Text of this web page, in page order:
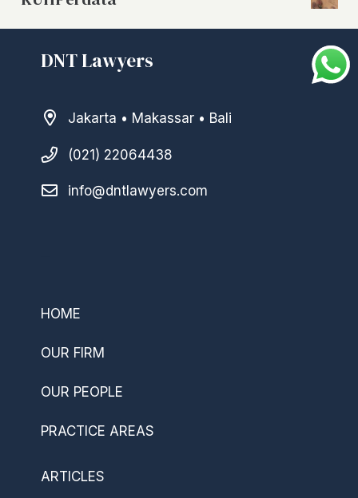
DNT Lawyers
Jakarta • Makassar • Bali
(021) 22064438
info@dntlawyers.com
HOME
OUR FIRM
OUR PEOPLE
PRACTICE AREAS
ARTICLES